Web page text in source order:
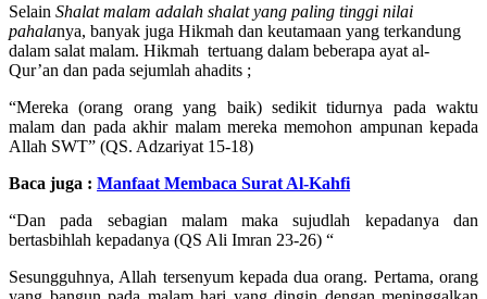
Selain Shalat malam adalah shalat yang paling tinggi nilai
pahalanya, banyak juga Hikmah dan keutamaan yang terkandung
dalam salat malam. Hikmah tertuang dalam beberapa ayat al-
Qur’an dan pada sejumlah ahadits ;
“Mereka (orang orang yang baik) sedikit tidurnya pada waktu
malam dan pada akhir malam mereka memohon ampunan kepada
Allah SWT” (QS. Adzariyat 15-18)
Baca juga : Manfaat Membaca Surat Al-Kahfi
“Dan pada sebagian malam maka sujudlah kepadanya dan
bertasbihlah kepadanya (QS Ali Imran 23-26) “
Sesungguhnya, Allah tersenyum kepada dua orang. Pertama, orang